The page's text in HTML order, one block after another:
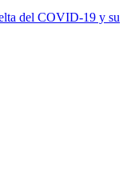
del COVID-19 y su